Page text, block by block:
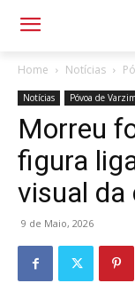
Home Notícias
Notícias Póvoa de Varzim
Morreu
figura
visual da
9 de Maio, 2026